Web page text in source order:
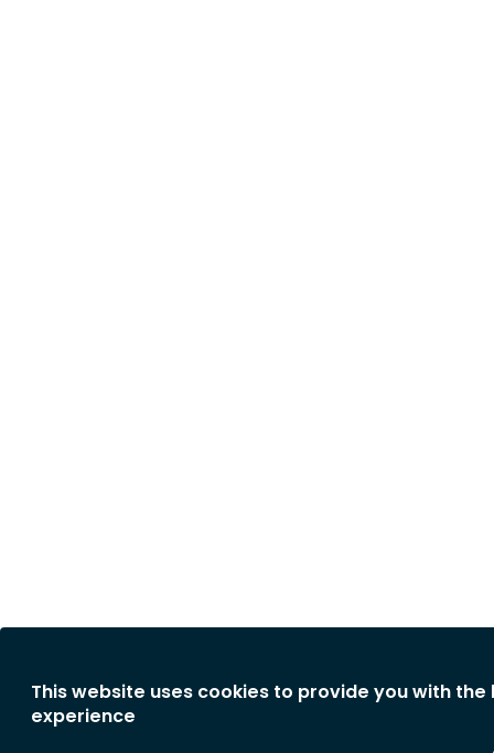
This website uses cookies to provide you with the
experience